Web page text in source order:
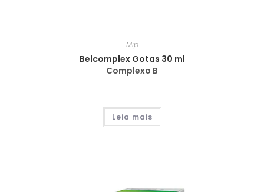
Mip
Belcomplex Gotas 30 ml
Complexo B
Leia mais